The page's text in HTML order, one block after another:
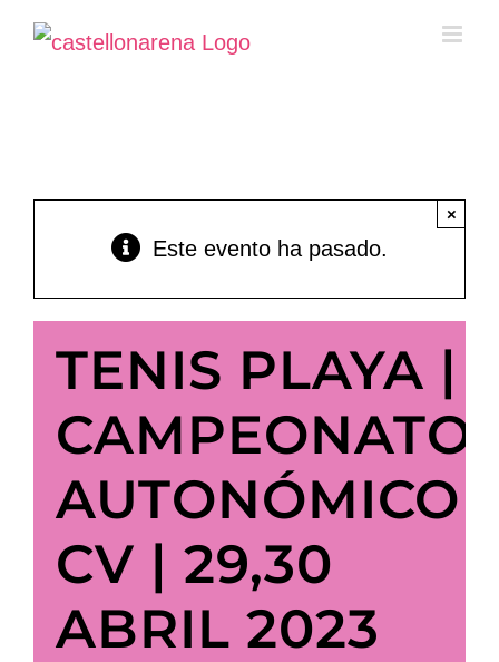
Saltar
Este evento ha pasado.
×
TENIS PLAYA |
CAMPEONATO
AUTONÓMICO
CV | 29,30
ABRIL 2023